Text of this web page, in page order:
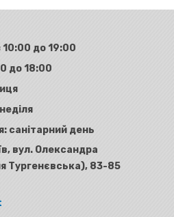
10:00 до 19:00
до 18:00
санітарний день
вул. Олександра
Тургенєвська), 83-85